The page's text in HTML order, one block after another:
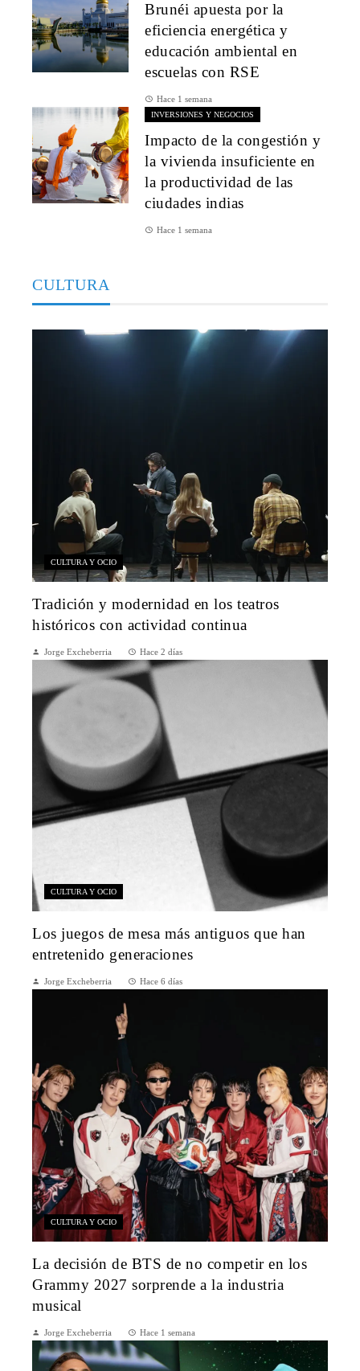
Brunéi apuesta por la
eficiencia energética y
educación ambiental en
escuelas con RSE
Hace 1 semana
INVERSIONES Y NEGOCIOS
Impacto de la congestión y
la vivienda insuficiente en
la productividad de las
ciudades indias
Hace 1 semana
CULTURA
CULTURA Y OCIO
Tradición y modernidad en los teatros
históricos con actividad continua
Jorge Excheberria Hace 2 días
CULTURA Y OCIO
Los juegos de mesa más antiguos que han
entretenido generaciones
Jorge Excheberria Hace 6 días
CULTURA Y OCIO
La decisión de BTS de no competir en los
Grammy 2027 sorprende a la industria
musical
Jorge Excheberria Hace 1 semana